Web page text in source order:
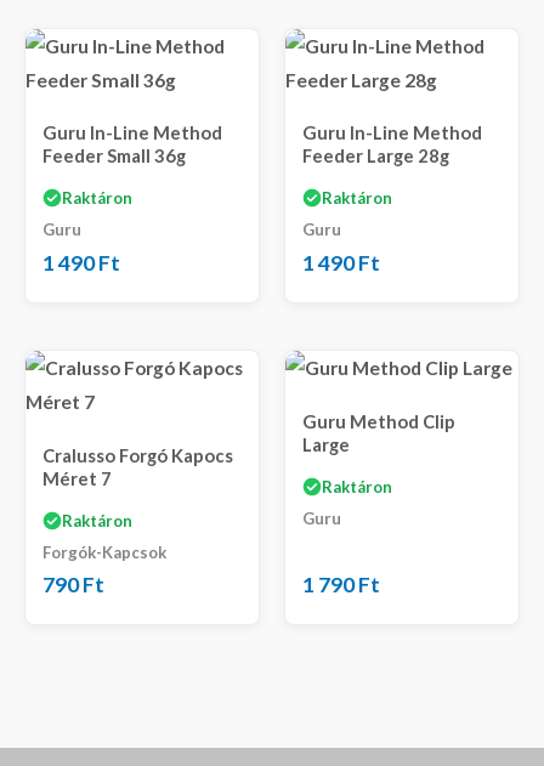
Guru In-Line Method
Feeder Small 36g
Raktáron
Guru
1 490Ft
Guru In-Line Method
Feeder Large 28g
Raktáron
Guru
1 490Ft
Cralusso Forgó Kapocs
Méret 7
Raktáron
Forgók-Kapcsok
790Ft
Guru Method Clip
Large
Raktáron
Guru
1 790Ft